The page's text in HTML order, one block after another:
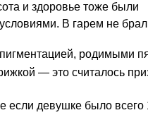
и здоровье тоже были
В гарем не
родимыми
— это считалось
если девушке было всего